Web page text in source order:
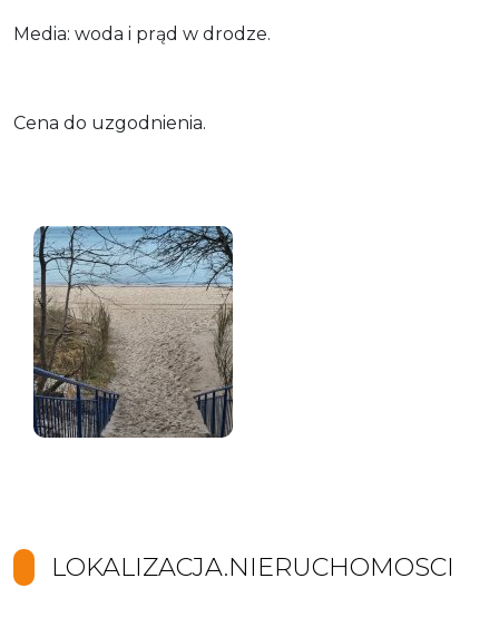
Media: woda i prąd w drodze.
Cena do uzgodnienia.
LOKALIZACJA.NIERUCHOMOSCI